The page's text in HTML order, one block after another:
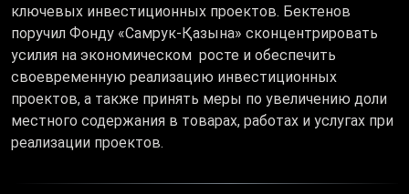
ключевых инвестиционных проектов. Бектенов
поручил Фонду «Самрук-Қазына» сконцентрировать
усилия на экономическом росте и обеспечить
своевременную реализацию инвестиционных
проектов, а также принять меры по увеличению доли
местного содержания в товарах, работах и услугах при
реализации проектов.